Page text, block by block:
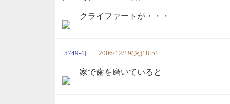
クライファートが・・・
[5749-4] 2006/12/19(火)18:51
家で歯を磨いていると